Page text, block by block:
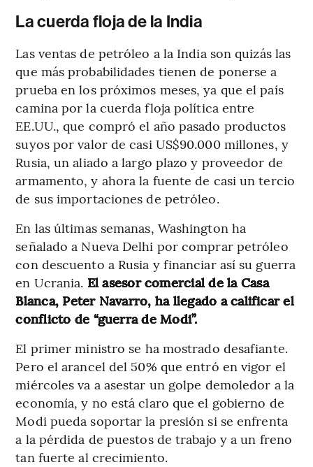
La cuerda floja de la India
Las ventas de petróleo a la India son quizás las
que más probabilidades tienen de ponerse a
prueba en los próximos meses, ya que el país
camina por la cuerda floja política entre
EE.UU., que compró el año pasado productos
suyos por valor de casi US$90.000 millones, y
Rusia, un aliado a largo plazo y proveedor de
armamento, y ahora la fuente de casi un tercio
de sus importaciones de petróleo.
En las últimas semanas, Washington ha
señalado a Nueva Delhi por comprar petróleo
con descuento a Rusia y financiar así su guerra
en Ucrania. El asesor comercial de la Casa
Blanca, Peter Navarro, ha llegado a calificar el
conflicto de “guerra de Modi”.
El primer ministro se ha mostrado desafiante.
Pero el arancel del 50% que entró en vigor el
miércoles va a asestar un golpe demoledor a la
economía, y no está claro que el gobierno de
Modi pueda soportar la presión si se enfrenta
a la pérdida de puestos de trabajo y a un freno
tan fuerte al crecimiento.